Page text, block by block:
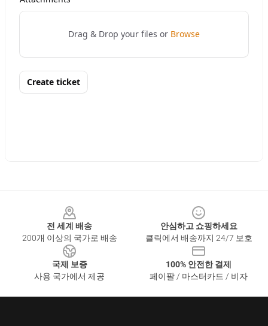
전 세계 배송
200개 이상의 국가로 배송
안심하고 쇼핑하세요
클릭에서 배송까지 24/7 보호
국제 보증
사용 국가에서 제공
100% 안전한 결제
페이팔 / 마스터카드 / 비자